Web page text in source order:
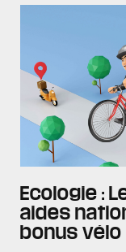
Ecologie :
aides
bonus vélo